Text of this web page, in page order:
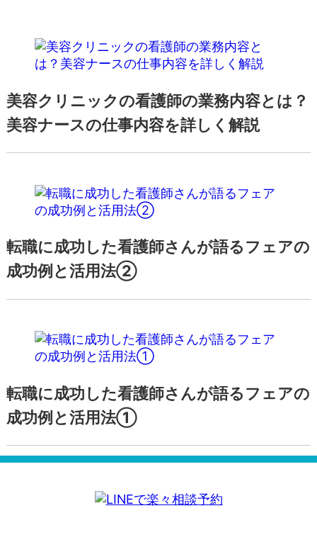
美容クリニックの看護師の業務内容とは？
美容ナースの仕事内容を詳しく解説
転職に成功した看護師さんが語るフェアの
成功例と活用法②
転職に成功した看護師さんが語るフェアの
成功例と活用法①